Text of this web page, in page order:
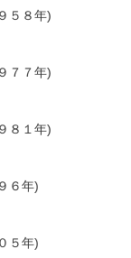
５８年)
７７年)
８１年)
６年)
５年)